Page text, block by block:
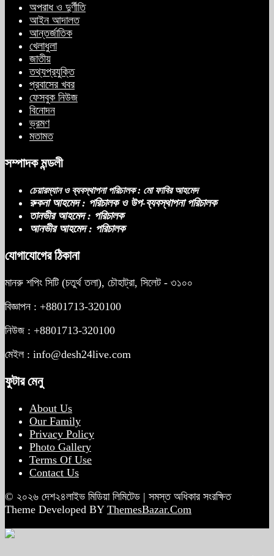
অপরাধ ও দুর্ণীতি
আইন আদালত
আন্তর্জাতিক
খেলাধুলা
জাতীয়
তথ্যপ্রযুক্তি
প্রবাসের খবর
ফেসবুক নিউজ
বিনোদন
ভ্রমণ
মতামত
সম্পাদক মন্ডলী
চেয়ারম্যান ও ব্যবস্থাপনা পরিচালক : মো ফাবির আহমেদ
রুকনা আহমেদ : পরিচালক ও উপ-ব্যবস্থাপনা পরিচালক
তানভীর আহমেদ : পরিচালক
আনভীর আহমেদ : পরিচালক
যোগাযোগের ঠিকানা
মানরু শপিং সিটি (চতুর্থ তলা), চৌহাট্রা, সিলেট - ৩১০০
বিজ্ঞাপন : +8801713-320100
নিউজ : +8801713-320100
মেইল : info@desh24live.com
ফুটার মেনু
About Us
Our Family
Privacy Policy
Photo Gallery
Terms Of Use
Contact Us
© ২০২৬ দেশ২৪লাইভ মিডিয়া লিমিটেড | সমস্ত অধিকার সংরক্ষিত
Theme Developed BY ThemesBazar.Com